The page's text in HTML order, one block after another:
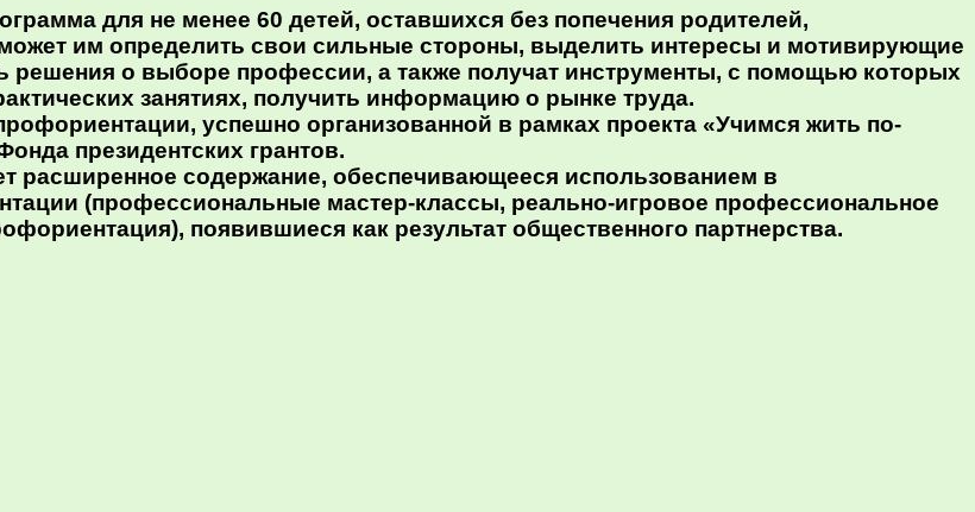
для не менее 60 детей, оставшихся без попечения родителей,
им определить свои сильные стороны, выделить интересы и мотивирующие
решения о выборе профессии, а также получат инструменты, с помощью которых
занятиях, получить информацию о рынке труда.
успешно организованной в рамках проекта «Учимся жить по-
президентских грантов.
расширенное содержание, обеспечивающееся использованием в
(профессиональные мастер-классы, реально-игровое профессиональное
появившиеся как результат общественного партнерства.